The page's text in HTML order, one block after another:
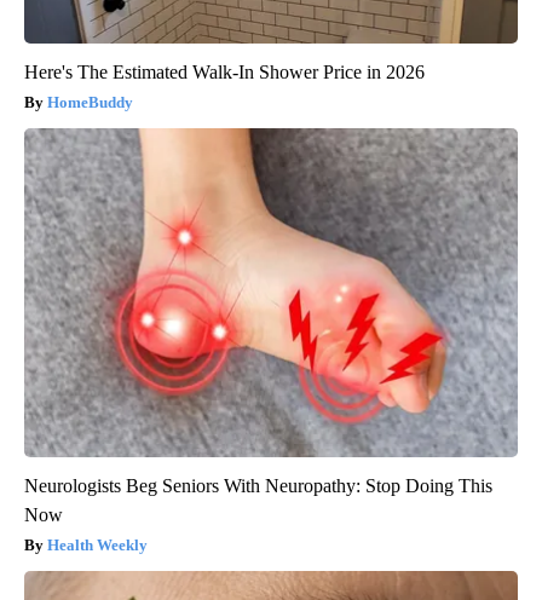
Here's The Estimated Walk-In Shower Price in 2026
HomeBuddy
Neurologists Beg Seniors With Neuropathy: Stop Doing This
Now
Health Weekly